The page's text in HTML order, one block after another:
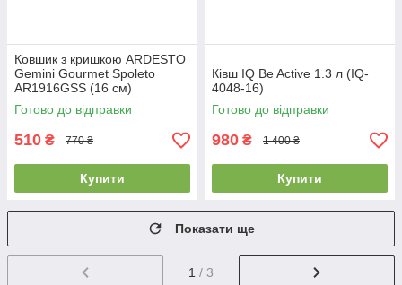
Ковшик з кришкою ARDESTO
Gemini Gourmet Spoleto
AR1916GSS (16 см)
Готово до відправки
510 ₴ 770 ₴
Купити
Ківш IQ Be Active 1.3 л (IQ-
4048-16)
Готово до відправки
980 ₴ 1 400 ₴
Купити
Показати ще
1 / 3